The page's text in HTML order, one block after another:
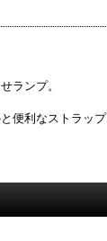
ランプ。
便利なストラップ